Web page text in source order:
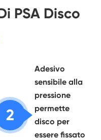
PSA Disco
2
Adesivo
sensibile alla
pressione
permette
disco per
essere fissato